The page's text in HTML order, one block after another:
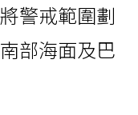
警戒範圍劃
部海面及巴